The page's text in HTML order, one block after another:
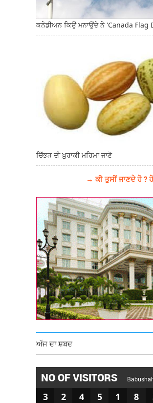
ਕਨੇਡੀਅਨ ਕਿਉਂ ਮਨਾਉਂਦੇ ਨੇ 'Canada Flag
ਚਿੱਭੜ ਦੀ ਖ਼ੁਰਾਕੀ ਮਹਿਮਾ ਜਾਣੋ
→ ਕੀ ਤੁਸੀਂ ਜਾਣਦੇ ਹੋ ?
ਅੱਜ ਦਾ ਸ਼ਬਦ
NO OF VISITORS
3 2 4 5 1 8